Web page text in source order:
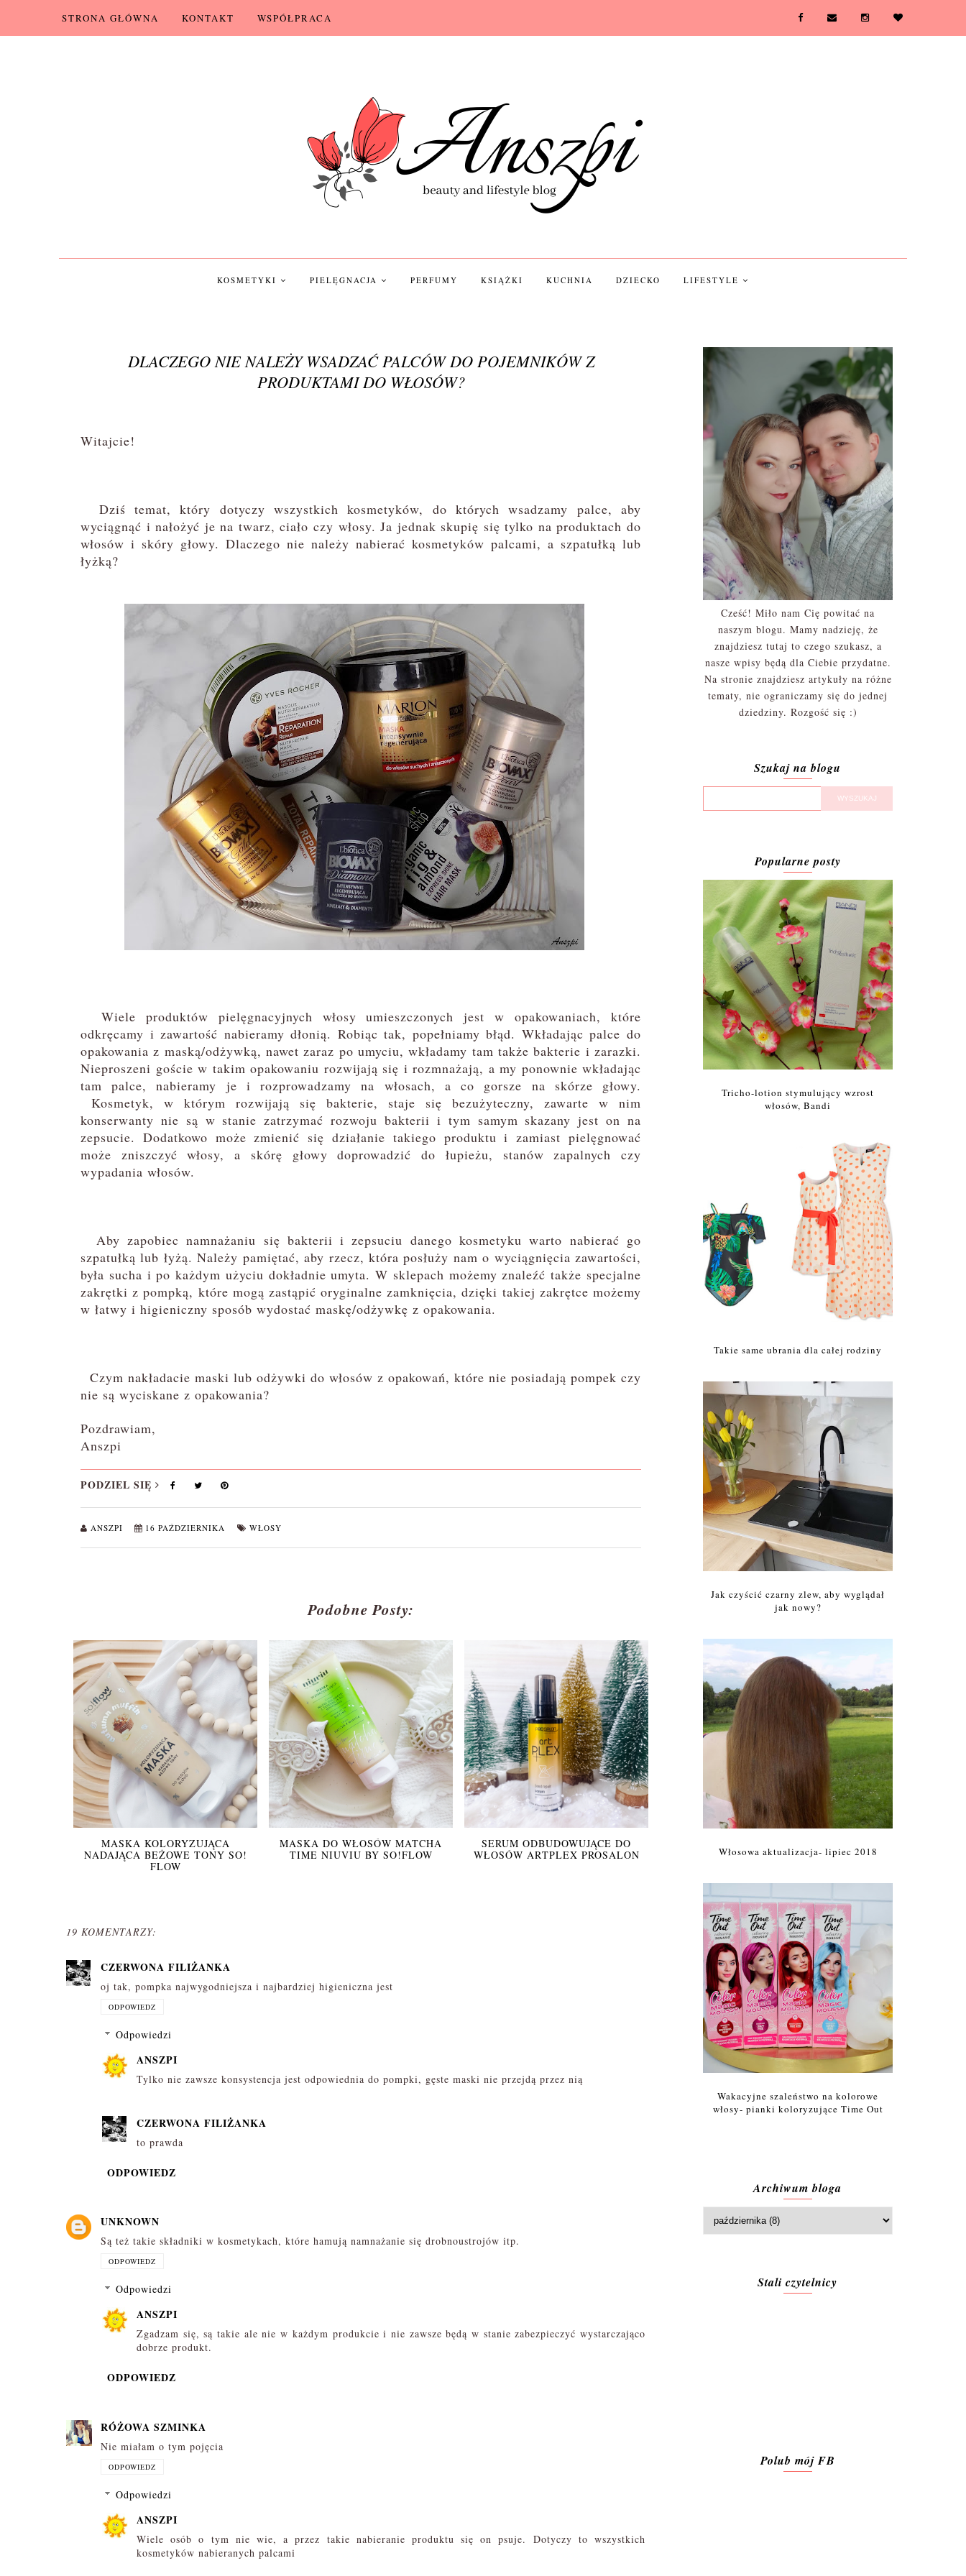
STRONA GŁÓWNA KONTAKT WSPÓŁPRACA
KOSMETYKI PIELĘGNACJA PERFUMY KSIĄŻKI KUCHNIA DZIECKO LIFESTYLE
DLACZEGO NIE NALEŻY WSADZAĆ PALCÓW DO POJEMNIKÓW Z
PRODUKTAMI DO WŁOSÓW?
Witajcie!
Dziś temat, który dotyczy wszystkich kosmetyków, do których wsadzamy palce, aby
wyciągnąć i nałożyć je na twarz, ciało czy włosy. Ja jednak skupię się tylko na produktach do
włosów i skóry głowy. Dlaczego nie należy nabierać kosmetyków palcami, a szpatułką lub
łyżką?
Wiele produktów pielęgnacyjnych włosy umieszczonych jest w opakowaniach, które
odkręcamy i zawartość nabieramy dłonią. Robiąc tak, popełniamy błąd. Wkładając palce do
opakowania z maską/odżywką, nawet zaraz po umyciu, wkładamy tam także bakterie i zarazki.
Nieproszeni goście w takim opakowaniu rozwijają się i rozmnażają, a my ponownie wkładając
tam palce, nabieramy je i rozprowadzamy na włosach, a co gorsze na skórze głowy.
Kosmetyk, w którym rozwijają się bakterie, staje się bezużyteczny, zawarte w nim
konserwanty nie są w stanie zatrzymać rozwoju bakterii i tym samym skazany jest on na
zepsucie. Dodatkowo może zmienić się działanie takiego produktu i zamiast pielęgnować
może zniszczyć włosy, a skórę głowy doprowadzić do łupieżu, stanów zapalnych czy
wypadania włosów.
Aby zapobiec namnażaniu się bakterii i zepsuciu danego kosmetyku warto nabierać go
szpatułką lub łyżą. Należy pamiętać, aby rzecz, która posłuży nam o wyciągnięcia zawartości,
była sucha i po każdym użyciu dokładnie umyta. W sklepach możemy znaleźć także specjalne
zakrętki z pompką, które mogą zastąpić oryginalne zamknięcia, dzięki takiej zakrętce możemy
w łatwy i higieniczny sposób wydostać maskę/odżywkę z opakowania.
Czym nakładacie maski lub odżywki do włosów z opakowań, które nie posiadają pompek czy
nie są wyciskane z opakowania?
Pozdrawiam,
Anszpi
PODZIEL SIĘ
ANSZPI 16 PAŹDZIERNIKA WŁOSY
Podobne Posty:
MASKA KOLORYZUJĄCA
NADAJĄCA BEŻOWE TONY SO!
FLOW
MASKA DO WŁOSÓW MATCHA
TIME NIUVIU BY SO!FLOW
SERUM ODBUDOWUJĄCE DO
WŁOSÓW ARTPLEX PROSALON
19 KOMENTARZY:
CZERWONA FILIŻANKA
oj tak, pompka najwygodniejsza i najbardziej higieniczna jest
ODPOWIEDZ
Odpowiedzi
ANSZPI
Tylko nie zawsze konsystencja jest odpowiednia do pompki, gęste maski nie przejdą przez nią
CZERWONA FILIŻANKA
to prawda
ODPOWIEDZ
UNKNOWN
Są też takie składniki w kosmetykach, które hamują namnażanie się drobnoustrojów itp.
ODPOWIEDZ
Odpowiedzi
ANSZPI
Zgadzam się, są takie ale nie w każdym produkcie i nie zawsze będą w stanie zabezpieczyć wystarczająco
dobrze produkt.
ODPOWIEDZ
RÓŻOWA SZMINKA
Nie miałam o tym pojęcia
ODPOWIEDZ
Odpowiedzi
ANSZPI
Wiele osób o tym nie wie, a przez takie nabieranie produktu się on psuje. Dotyczy to wszystkich
kosmetyków nabieranych palcami
Cześć! Miło nam Cię powitać na
naszym blogu. Mamy nadzieję, że
znajdziesz tutaj to czego szukasz, a
nasze wpisy będą dla Ciebie przydatne.
Na stronie znajdziesz artykuły na różne
tematy, nie ograniczamy się do jednej
dziedziny. Rozgość się :)
Szukaj na blogu
Popularne posty
Tricho-lotion stymulujący wzrost
włosów, Bandi
Takie same ubrania dla całej rodziny
Jak czyścić czarny zlew, aby wyglądał
jak nowy?
Włosowa aktualizacja- lipiec 2018
Wakacyjne szaleństwo na kolorowe
włosy- pianki koloryzujące Time Out
Archiwum bloga
Stali czytelnicy
Polub mój FB